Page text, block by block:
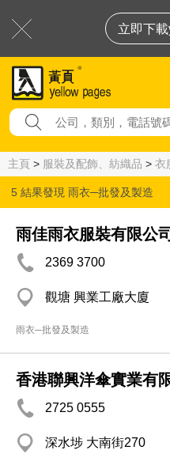
立即下
主頁 > 服裝及配飾、紡織品 > 衣
5 結果發現 雨衣─批發及製造
雨佳雨衣服裝有限公司
2369 3700
觀塘 興業工廠大廈
雨衣─批發及製造
香港聯興洋傘實業有
2725 0555
深水埗 大南街270